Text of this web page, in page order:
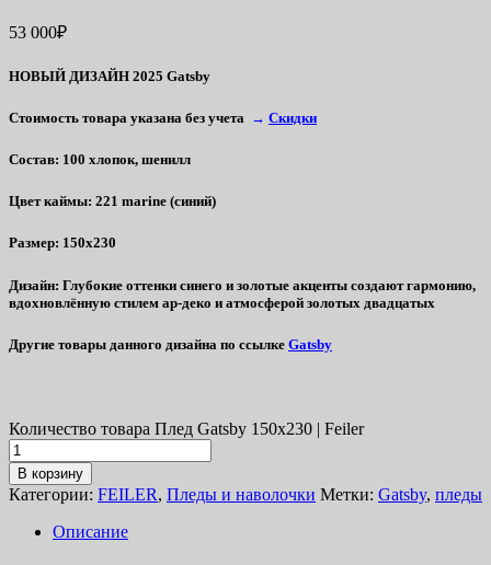
53 000₽
НОВЫЙ ДИЗАЙН 2025 Gatsby
Стоимость товара указана без учета → Скидки
Состав: 100 хлопок, шенилл
Цвет каймы: 221 marine (синий)
Размер: 150х230
Дизайн: Глубокие оттенки синего и золотые акценты создают гармонию,
вдохновлённую стилем ар-деко и атмосферой золотых двадцатых
Другие товары данного дизайна по ссылке Gatsby
Количество товара Плед Gatsby 150х230 | Feiler
В корзину
Категории: FEILER, Пледы и наволочки Метки: Gatsby, пледы
Описание